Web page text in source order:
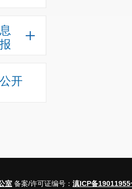
开
室 备案/许可证编号： 滇ICP备